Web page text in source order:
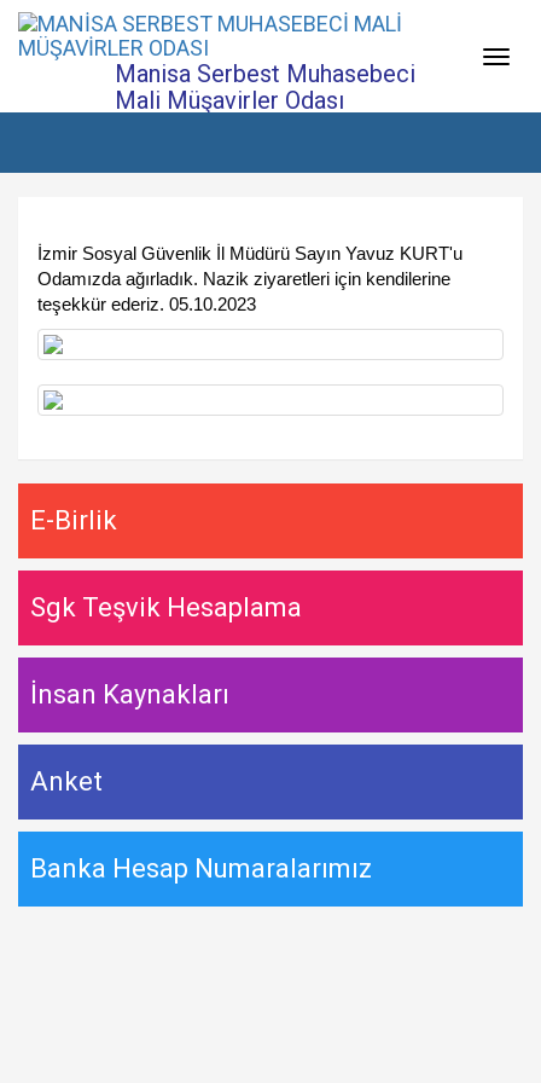
Menü
Manisa Serbest Muhasebeci
Mali Müşavirler Odası
İzmir Sosyal Güvenlik İl Müdürü Sayın Yavuz KURT'u
Odamızda ağırladık. Nazik ziyaretleri için kendilerine
teşekkür ederiz. 05.10.2023
E-Birlik
Sgk Teşvik Hesaplama
İnsan Kaynakları
Anket
Banka Hesap Numaralarımız